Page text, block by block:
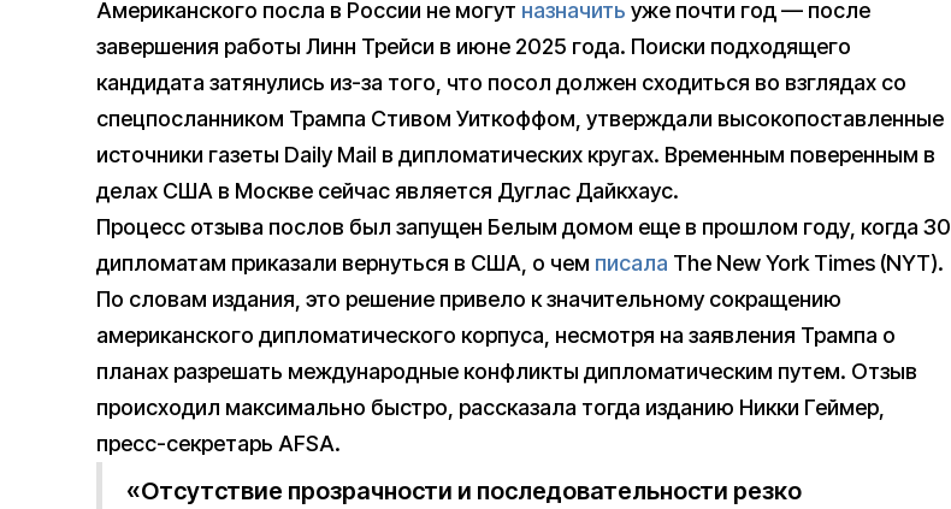
Американского посла в России не могут назначить уже почти год — после
завершения работы Линн Трейси в июне 2025 года. Поиски подходящего
кандидата затянулись из-за того, что посол должен сходиться во взглядах со
спецпосланником Трампа Стивом Уиткоффом, утверждали высокопоставленные
источники газеты Daily Mail в дипломатических кругах. Временным поверенным в
делах США в Москве сейчас является Дуглас Дайкхаус.
Процесс отзыва послов был запущен Белым домом еще в прошлом году, когда 30
дипломатам приказали вернуться в США, о чем писала The New York Times (NYT).
По словам издания, это решение привело к значительному сокращению
американского дипломатического корпуса, несмотря на заявления Трампа о
планах разрешать международные конфликты дипломатическим путем. Отзыв
происходил максимально быстро, рассказала тогда изданию Никки Геймер,
пресс-секретарь AFSA.
«Отсутствие прозрачности и последовательности резко